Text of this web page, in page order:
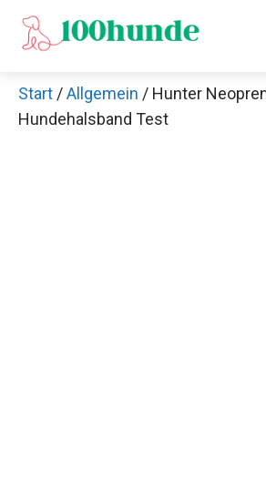
Zum
Inhalt
Start /Allgemein / Hunter
Hundehalsband Test